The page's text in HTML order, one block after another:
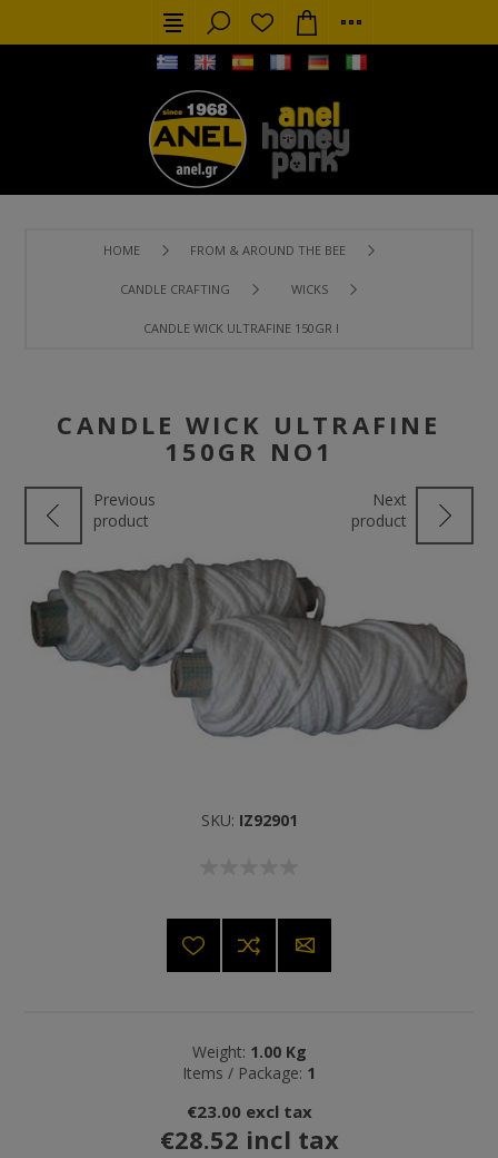
HOME FROM & AROUND THE BEE
CANDLE CRAFTING WICKS
CANDLE WICK ULTRAFINE 150GR NO1
CANDLE WICK ULTRAFINE
150GR NO1
Previous
product
Next
product
SKU: IZ92901
Weight: 1.00 Kg
Items / Package: 1
€23.00 excl tax
€28.52 incl tax